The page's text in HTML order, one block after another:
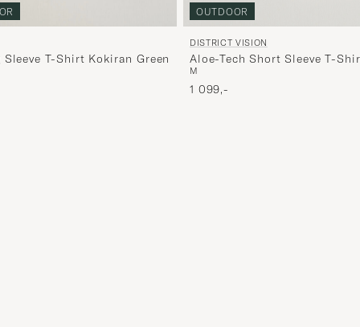
T-Shirt Kokiran Green
OUTDOOR
DISTRICT VISION
Aloe-Tech Short Sleeve T-
M
1 099,-